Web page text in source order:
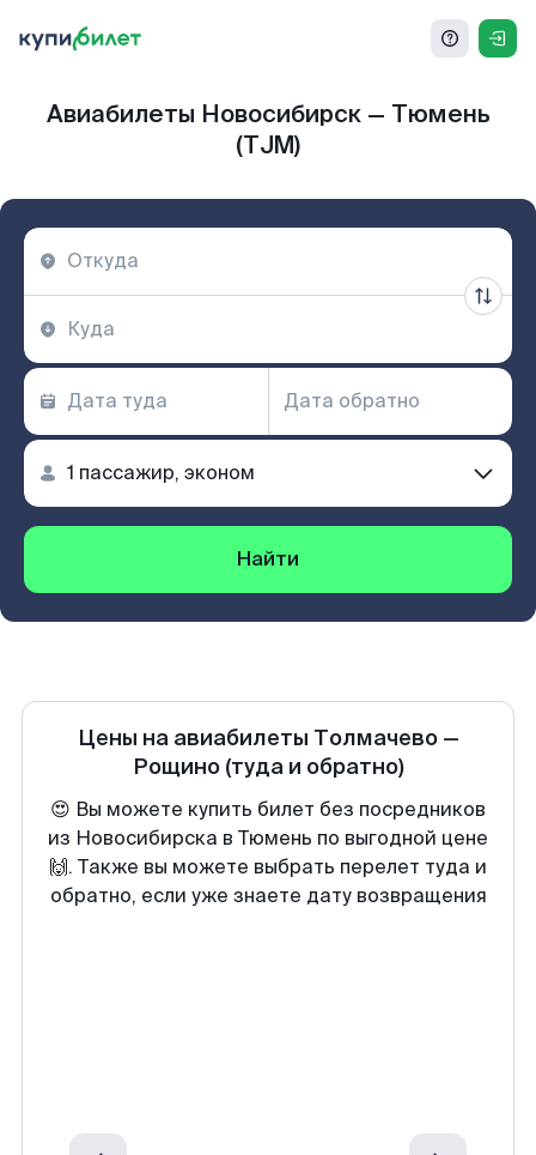
Авиабилеты Новосибирск — Тюмень
(TJM)
Найти
Цены на авиабилеты Толмачево—
Рощино (туда и обратно)
😍 Вы можете купить билет без посредников
из Новосибирска в Тюмень по выгодной цене
🙌. Также вы можете выбрать перелет туда и
обратно, если уже знаете дату возвращения